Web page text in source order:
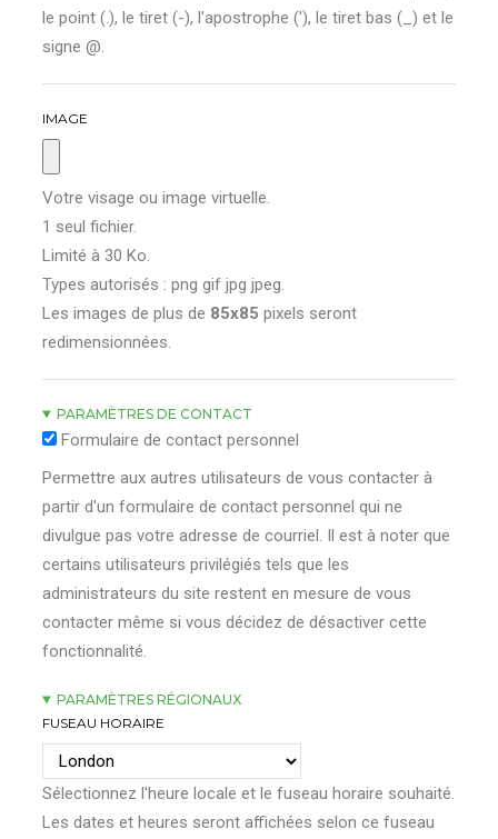
le point (.), le tiret (-), l'apostrophe ('), le tiret bas (_) et le
signe @.
IMAGE
Votre visage ou image virtuelle.
1 seul fichier.
Limité à 30 Ko.
Types autorisés : png gif jpg jpeg.
Les images de plus de 85x85 pixels seront
redimensionnées.
PARAMÈTRES DE CONTACT
Formulaire de contact personnel
Permettre aux autres utilisateurs de vous contacter à
partir d'un formulaire de contact personnel qui ne
divulgue pas votre adresse de courriel. Il est à noter que
certains utilisateurs privilégiés tels que les
administrateurs du site restent en mesure de vous
contacter même si vous décidez de désactiver cette
fonctionnalité.
PARAMÈTRES RÉGIONAUX
FUSEAU HORAIRE
Sélectionnez l'heure locale et le fuseau horaire souhaité.
Les dates et heures seront affichées selon ce fuseau